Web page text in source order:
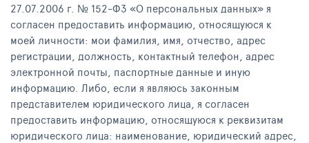
27.07.2006 г. № 152-ФЗ «О персональных данных» я
согласен предоставить информацию, относящуюся к
моей личности: мои фамилия, имя, отчество, адрес
регистрации, должность, контактный телефон, адрес
электронной почты, паспортные данные и иную
информацию. Либо, если я являюсь законным
представителем юридического лица, я согласен
предоставить информацию, относящуюся к реквизитам
юридического лица: наименование, юридический адрес,